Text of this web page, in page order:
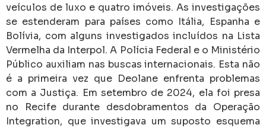
veículos de luxo e quatro imóveis. As investigações
se estenderam para países como Itália, Espanha e
Bolívia, com alguns investigados incluídos na Lista
Vermelha da Interpol. A Polícia Federal e o Ministério
Público auxiliam nas buscas internacionais. Esta não
é a primeira vez que Deolane enfrenta problemas
com a Justiça. Em setembro de 2024, ela foi presa
no Recife durante desdobramentos da Operação
Integration, que investigava um suposto esquema